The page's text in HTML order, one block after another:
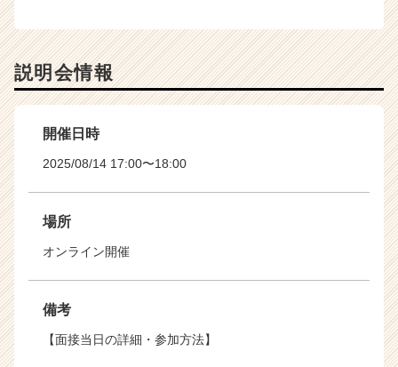
説明会情報
開催日時
2025/08/14 17:00〜18:00
場所
オンライン開催
備考
【面接当日の詳細・参加方法】